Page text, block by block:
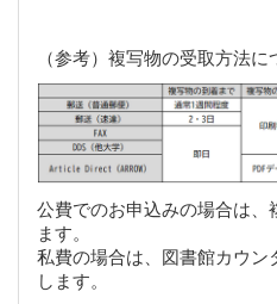
（参考）複写物の受取方法に
公費でのお申込みの場合は、
ます。
私費の場合は、図書館カウン
します。